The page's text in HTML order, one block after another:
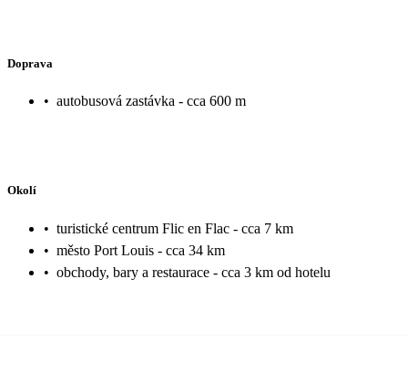
Doprava
• autobusová zastávka - cca 600 m
Okolí
• turistické centrum Flic en Flac - cca 7 km
• město Port Louis - cca 34 km
• obchody, bary a restaurace - cca 3 km od hotelu